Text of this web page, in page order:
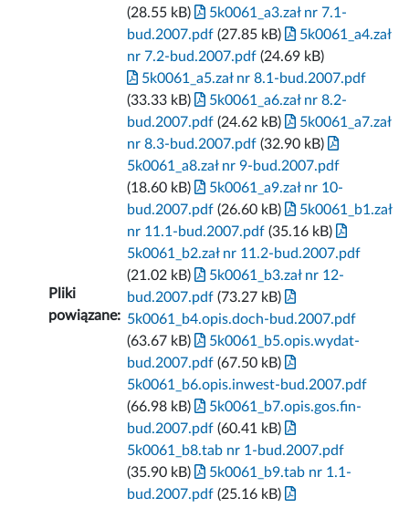
Pliki
powiązane:
(28.55 kB)
5k0061_a3.zał nr 7.1-
bud.2007.pdf (27.85 kB)
5k0061_a4.zał
nr 7.2-bud.2007.pdf (24.69 kB)
5k0061_a5.zał nr 8.1-bud.2007.pdf
(33.33 kB)
5k0061_a6.zał nr 8.2-
bud.2007.pdf (24.62 kB)
5k0061_a7.zał
nr 8.3-bud.2007.pdf (32.90 kB)
5k0061_a8.zał nr 9-bud.2007.pdf
(18.60 kB)
5k0061_a9.zał nr 10-
bud.2007.pdf (26.60 kB)
5k0061_b1.zał
nr 11.1-bud.2007.pdf (35.16 kB)
5k0061_b2.zał nr 11.2-bud.2007.pdf
(21.02 kB)
5k0061_b3.zał nr 12-
bud.2007.pdf (73.27 kB)
5k0061_b4.opis.doch-bud.2007.pdf
(63.67 kB)
5k0061_b5.opis.wydat-
bud.2007.pdf (67.50 kB)
5k0061_b6.opis.inwest-bud.2007.pdf
(66.98 kB)
5k0061_b7.opis.gos.fin-
bud.2007.pdf (60.41 kB)
5k0061_b8.tab nr 1-bud.2007.pdf
(35.90 kB)
5k0061_b9.tab nr 1.1-
bud.2007.pdf (25.16 kB)